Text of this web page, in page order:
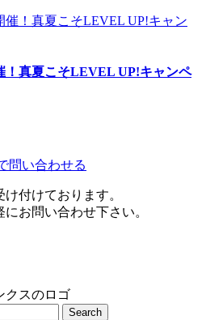
！真夏こそLEVEL UP!キャンペ
問い合わせる
付けております。
お問い合わせ下さい。
Search